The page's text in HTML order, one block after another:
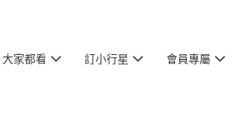
大家都看 訂小行星 會員專屬